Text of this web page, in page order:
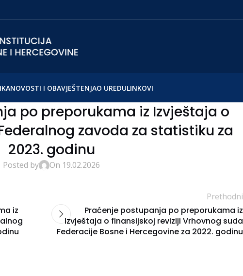
NOVOSTI I OBAVJEŠTENJAO UREDULINKOVI
po preporukama iz Izvještaja o
zavoda za statistiku za
2023. godinu
Posted by On 19.02.2026
iz
Prethodni
Praćenje postupanja po preporukama iz
Izvještaja o finansijskoj reviziji Vrhovnog suda
Federacije Bosne i Hercegovine za 2022. godinu